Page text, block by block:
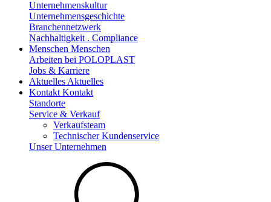
Unternehmenskultur
Unternehmensgeschichte
Branchennetzwerk
Nachhaltigkeit . Compliance
Menschen Menschen
Arbeiten bei POLOPLAST
Jobs & Karriere
Aktuelles Aktuelles
Kontakt Kontakt
Standorte
Service & Verkauf
Verkaufsteam
Technischer Kundenservice
Unser Unternehmen